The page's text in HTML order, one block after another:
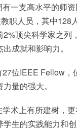
一支高水平的师
职人员，其中128
顶尖科学家之列
成就和影响力。
位IEEE Fellow，
量的强大。
术上有所建树，
生的实践能力和